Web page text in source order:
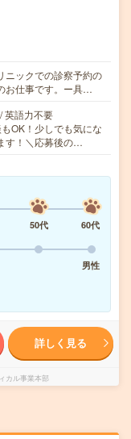
ニックでの診察予約の
お仕事です。ー具…
英語力不要
OK！少しでも気にな
す！＼応募後の…
50代
60代
男性
詳しく見る
カル事業本部